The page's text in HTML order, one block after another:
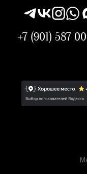
+7 (901) 587